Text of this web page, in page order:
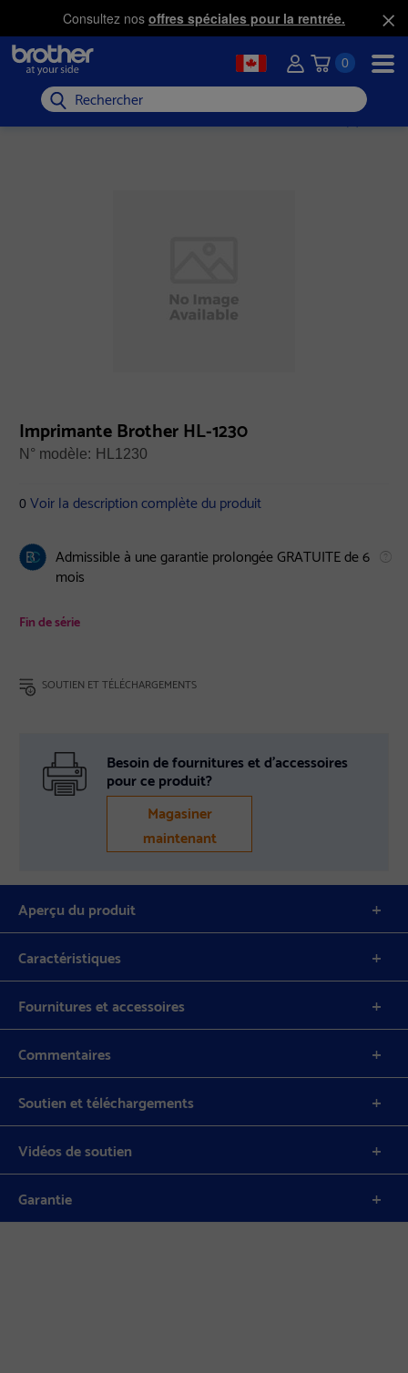
Consultez nos offres spéciales pour la rentrée.
0
Rechercher
Imprimante Brother HL-1230
N° modèle: HL1230
0Voir la description complète du produit
Admissible à une garantie prolongée GRATUITE de 6
mois
Fin de série
SOUTIEN ET TÉLÉCHARGEMENTS
Besoin de fournitures et d’accessoires
pour ce produit?
Magasiner
maintenant
Aperçu du produit
Caractéristiques
Fournitures et accessoires
Commentaires
Soutien et téléchargements
Vidéos de soutien
Garantie